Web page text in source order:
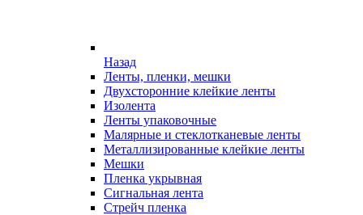
Назад
Ленты, пленки, мешки
Двухсторонние клейкие ленты
Изолента
Ленты упаковочные
Малярные и стеклотканевые ленты
Металлизированные клейкие ленты
Мешки
Пленка укрывная
Сигнальная лента
Стрейч пленка